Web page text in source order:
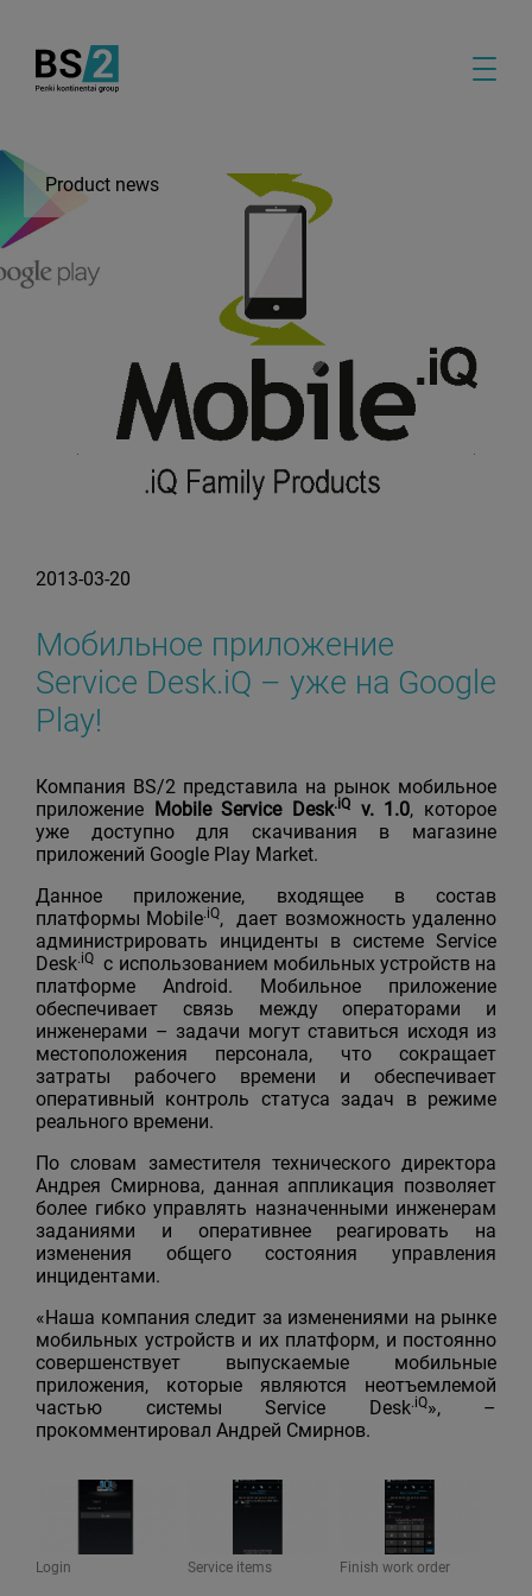
Product news
2013-03-20
Мобильное приложение
Service Desk.iQ – уже на Google
Play!
Компания BS/2 представила на рынок мобильное
приложение Mobile Service Desk.iQ v. 1.0, которое
уже доступно для скачивания в магазине
приложений Google Play Market.
Данное приложение, входящее в состав
платформы Mobile.iQ, дает возможность удаленно
администрировать инциденты в системе Service
Desk.iQ с использованием мобильных устройств на
платформе Android. Мобильное приложение
обеспечивает связь между операторами и
инженерами – задачи могут ставиться исходя из
местоположения персонала, что сокращает
затраты рабочего времени и обеспечивает
оперативный контроль статуса задач в режиме
реального времени.
По словам заместителя технического директора
Андрея Смирнова, данная аппликация позволяет
более гибко управлять назначенными инженерам
заданиями и оперативнее реагировать на
изменения общего состояния управления
инцидентами.
«Наша компания следит за изменениями на рынке
мобильных устройств и их платформ, и постоянно
совершенствует выпускаемые мобильные
приложения, которые являются неотъемлемой
частью системы Service Desk.iQ», –
прокомментировал Андрей Смирнов.
Login Service items Finish work order